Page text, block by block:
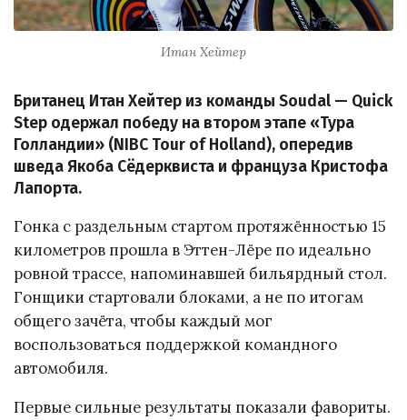
Итан Хейтер
Британец Итан Хейтер из команды Soudal — Quick
Step одержал победу на втором этапе «Тура
Голландии» (NIBC Tour of Holland), опередив
шведа Якоба Сёдерквиста и француза Кристофа
Лапорта.
Гонка с раздельным стартом протяжённостью 15
километров прошла в Эттен-Лёре по идеально
ровной трассе, напоминавшей бильярдный стол.
Гонщики стартовали блоками, а не по итогам
общего зачёта, чтобы каждый мог
воспользоваться поддержкой командного
автомобиля.
Первые сильные результаты показали фавориты.